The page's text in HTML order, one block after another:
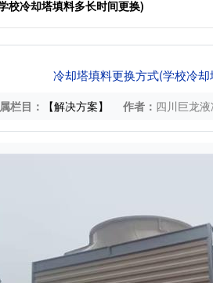
校冷却塔填料多长时间更换)
冷却塔填料更换方式(学校冷
栏目： 【解决方案】 作者： 四川巨龙液